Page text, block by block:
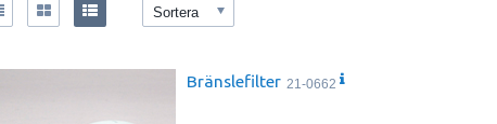
Sortera
Bränslefilter 21-0662